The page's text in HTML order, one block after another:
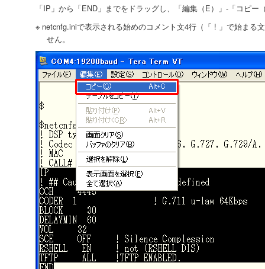
「IP」から「END」までをドラッグし、「編集（E）」-「コピー
※ netcnfg.iniで表示される始めのコメント文4行（「 ! 」で始まる
せん。